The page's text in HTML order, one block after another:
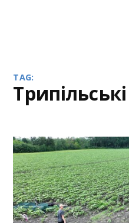
TAG: